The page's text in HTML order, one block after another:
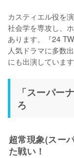
カスティエル役を
社会学を専攻し、
あります。『24
人気ドラマに多数
にも出演しています
「スーパー
ろ
超常現象(スー
た戦い！